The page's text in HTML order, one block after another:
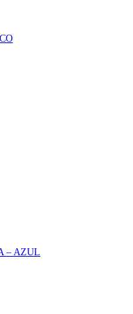
– AZUL